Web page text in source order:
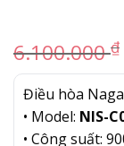
6.100.000₫
Điều hòa
• Model: NIS-
• Công suất: